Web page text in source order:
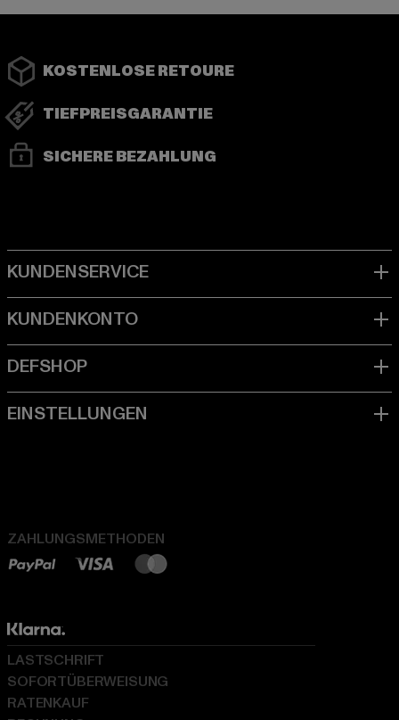
KOSTENLOSE RETOURE
TIEFPREISGARANTIE
SICHERE BEZAHLUNG
ZAHLUNGSMETHODEN
LASTSCHRIFT
SOFORTÜBERWEISUNG
RATENKAUF